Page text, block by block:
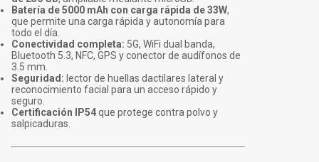
Batería de 5000 mAh con carga rápida de 33W,
que permite una carga rápida y autonomía para
todo el día.
Conectividad completa: 5G, WiFi dual banda,
Bluetooth 5.3, NFC, GPS y conector de audífonos de
3.5 mm.
Seguridad: lector de huellas dactilares lateral y
reconocimiento facial para un acceso rápido y
seguro.
Certificación IP54que protege contra polvo y
salpicaduras.